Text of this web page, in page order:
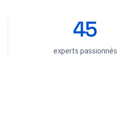
45
experts passionnés